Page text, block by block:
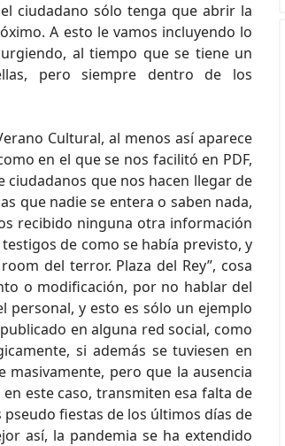
ciudadano sólo tenga que abrir la
A esto le vamos incluyendo lo
al tiempo que se tiene un
pero siempre dentro de los
Cultural, al menos así aparece
en el que se nos facilitó en PDF,
ciudadanos que nos hacen llegar de
que nadie se entera o saben nada,
recibido ninguna otra información
de como se había previsto, y
del terror. Plaza del Rey”, cosa
o modificación, por no hablar del
personal, y esto es sólo un ejemplo
en alguna red social, como
si además se tuviesen en
pero que la ausencia
este caso, transmiten esa falta de
fiestas de los últimos días de
así, la pandemia se ha extendido